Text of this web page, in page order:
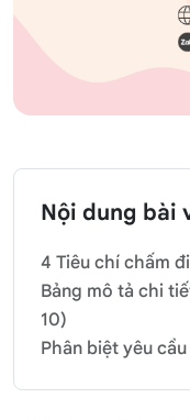
Nội dung bài
4 Tiêu chí chấm
Bảng mô tả chi
10)
Phân biệt yêu cầu